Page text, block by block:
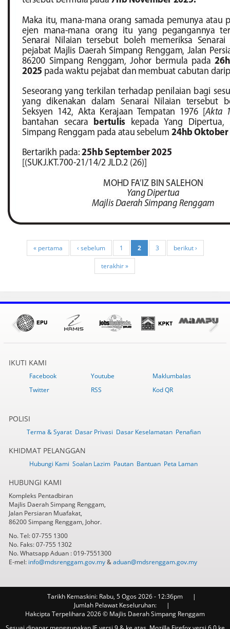
« pertama ‹ sebelum 1 2 3 berikut ›
terakhir »
IKUTI KAMI
Facebook Youtube
Maklumbalas
Twitter
RSS Kod QR
POLISI
Terma & Syarat Dasar Privasi Dasar Keselamatan Penafian
KHIDMAT PELANGGAN
Hubungi Kami Soalan Lazim Pautan Bantuan Peta Laman
HUBUNGI KAMI
Kompleks Pentadbiran
Majlis Daerah Simpang Renggam,
Jalan Persiaran Muafakat,
86200 Simpang Renggam, Johor.
No. Tel: 07-755 1300
No. Faks: 07-755 1302
No. Whatsapp Aduan : 019-7551300
E-mel: info@mdsrenggam.gov.my&aduan@mdsrenggam.gov.my
Tarikh Kemaskini: Rabu, 5 Ogos 2026 - 12:36pm
Jumlah Pelawat Keseluruhan:
Hakcipta Terpelihara 2026 © Majlis Daerah Simpang Renggam